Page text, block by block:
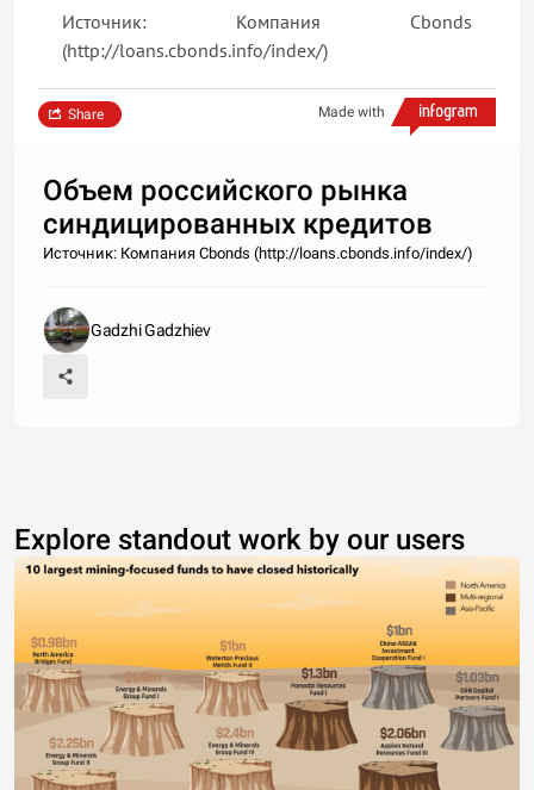
Источник: Компания Cbonds
(http://loans.cbonds.info/index/)
Made with
Share
Объем российского рынка
синдицированных кредитов
Источник: Компания Cbonds (http://loans.cbonds.info/index/)
Gadzhi Gadzhiev
Explore standout work by our users